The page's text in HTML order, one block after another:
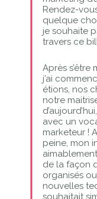
Rendez-
quelque
je souhaite
travers ce
Après s’être
j’ai
étions, nos
notre
avec un
marketeur !
peine, mon
de la façon
organisés
nouvelles
souhaitait